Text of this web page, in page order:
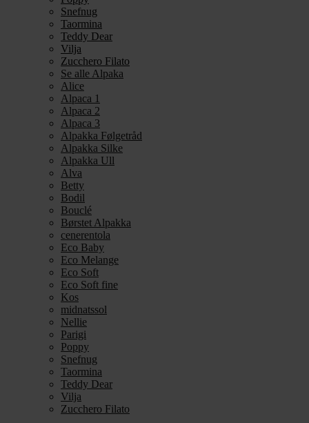
Snefnug
Taormina
Teddy Dear
Vilja
Zucchero Filato
Se alle Alpaka
Alice
Alpaca 1
Alpaca 2
Alpaca 3
Alpakka Følgetråd
Alpakka Silke
Alpakka Ull
Alva
Betty
Bodil
Bouclé
Børstet Alpakka
cenerentola
Eco Baby
Eco Melange
Eco Soft
Eco Soft fine
Kos
midnatssol
Nellie
Parigi
Poppy
Snefnug
Taormina
Teddy Dear
Vilja
Zucchero Filato